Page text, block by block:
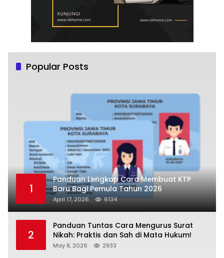
Popular Posts
1
Panduan Lengkap Cara Membuat KTP
Baru Bagi Pemula Tahun 2026
April 17, 2026 6134
2
Panduan Tuntas Cara Mengurus Surat
Nikah: Praktis dan Sah di Mata Hukum!
May 8, 2026 2933